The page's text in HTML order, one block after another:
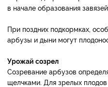
в начале образования завязей.
При поздних подкормках,
арбузы и дыни могут
Урожай созрел
Созревание арбузов
щелчками. Для зрелых плодов